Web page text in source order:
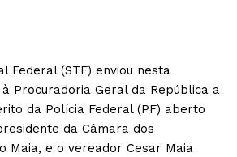
Federal (STF) enviou nesta
Procuradoria Geral da República a
da Polícia Federal (PF) aberto
da Câmara dos
Maia, e o vereador Cesar Maia